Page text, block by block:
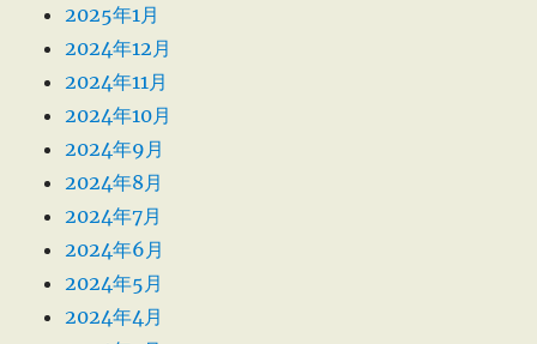
2025年1月
2024年12月
2024年11月
2024年10月
2024年9月
2024年8月
2024年7月
2024年6月
2024年5月
2024年4月